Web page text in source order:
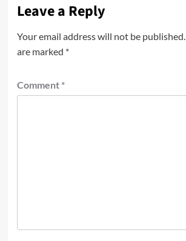
Leave a Reply
Your email address will not be published.
are marked *
Comment *